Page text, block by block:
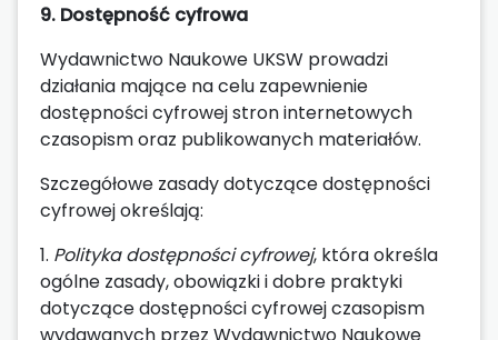
9. Dostępność cyfrowa
Wydawnictwo Naukowe UKSW prowadzi
działania mające na celu zapewnienie
dostępności cyfrowej stron internetowych
czasopism oraz publikowanych materiałów.
Szczegółowe zasady dotyczące dostępności
cyfrowej określają:
1. Polityka dostępności cyfrowej, która określa
ogólne zasady, obowiązki i dobre praktyki
dotyczące dostępności cyfrowej czasopism